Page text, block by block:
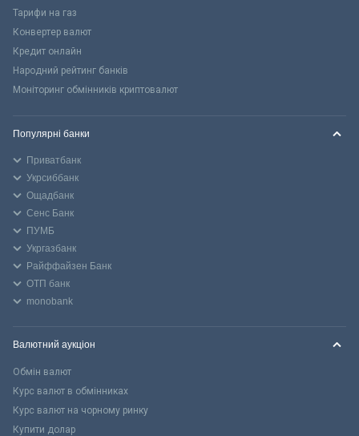
Тарифи на газ
Конвертер валют
Кредит онлайн
Народний рейтинг банків
Моніторинг обмінників криптовалют
Популярні банки
Приватбанк
Укрсиббанк
Ощадбанк
Сенс Банк
ПУМБ
Укргазбанк
Райффайзен Банк
ОТП банк
monobank
Валютний аукціон
Обмін валют
Курс валют в обмінниках
Курс валют на чорному ринку
Купити долар